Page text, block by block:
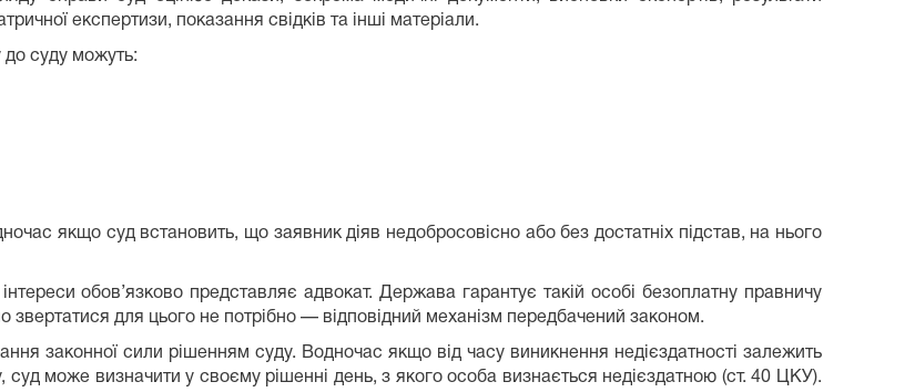
експертизи, показання свідків та інші матеріали.
до суду можуть:
якщо суд встановить, що заявник діяв недобросовісно або без достатніх підстав, на нього
обов’язково представляє адвокат. Держава гарантує такій особі безоплатну правничу
для цього не потрібно — відповідний механізм передбачений законом.
законної сили рішенням суду. Водночас якщо від часу виникнення недієздатності залежить
суд може визначити у своєму рішенні день, з якого особа визнається недієздатною (ст. 40 ЦКУ).